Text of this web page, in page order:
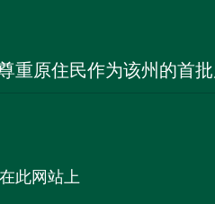
重原住民作为该州的首
在此网站上